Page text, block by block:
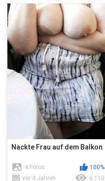
Nackte Frau auf dem Balkon
4 Fotos
100%
vor 4 Jahren
6 110